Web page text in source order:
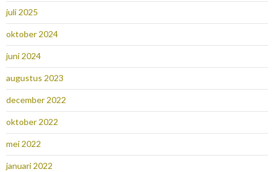
juli 2025
oktober 2024
juni 2024
augustus 2023
december 2022
oktober 2022
mei 2022
januari 2022